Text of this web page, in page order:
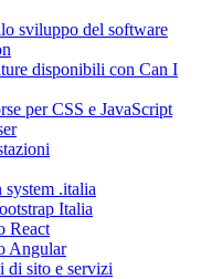
sviluppo del software
disponibili con Can I
per CSS e JavaScript
.italia
Italia
React
Angular
di sito e servizi